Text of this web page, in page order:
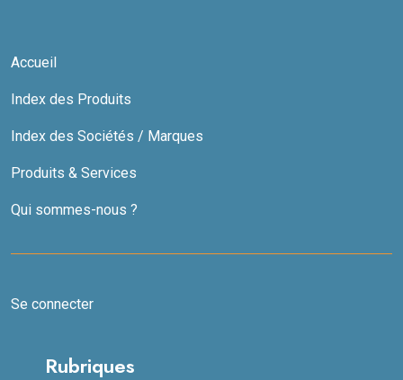
Accueil
Index des Produits
Index des Sociétés / Marques
Produits & Services
Qui sommes-nous ?
Se connecter
Rubriques